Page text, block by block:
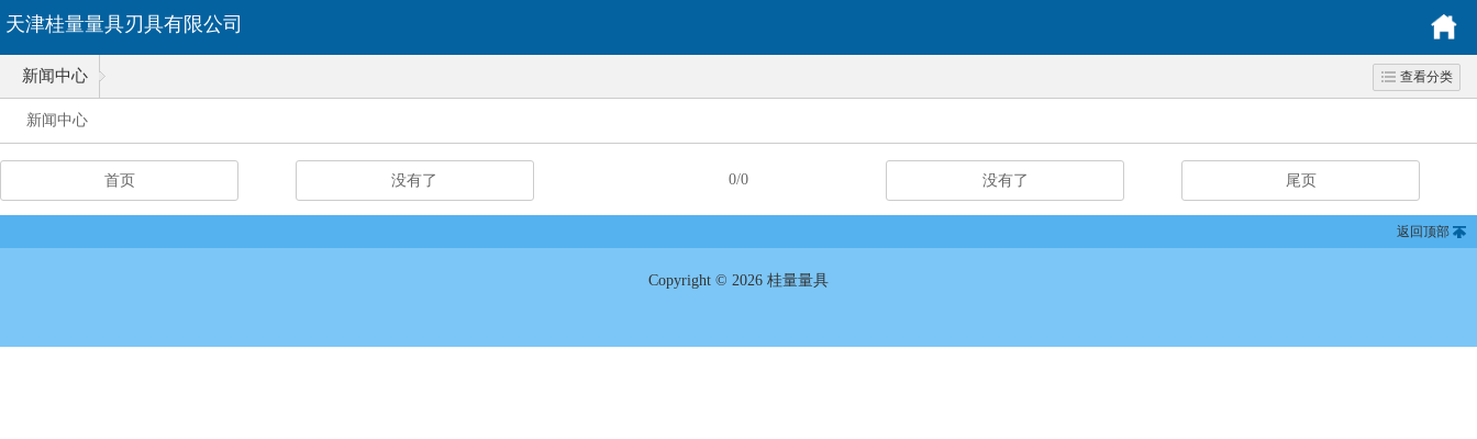
天津桂量量具刃具有限公司
新闻中心 查看分类
新闻中心
首页 没有了 0/0 没有了 尾页
返回顶部
Copyright © 2026 桂量量具